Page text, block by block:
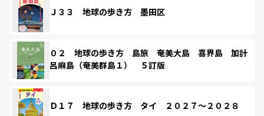
Ｊ３３ 地球の歩き方 墨田区
０２ 地球の歩き方 島旅 奄美大島 喜界島 加計
呂麻島（奄美群島１） ５訂版
Ｄ１７ 地球の歩き方 タイ ２０２７～２０２８